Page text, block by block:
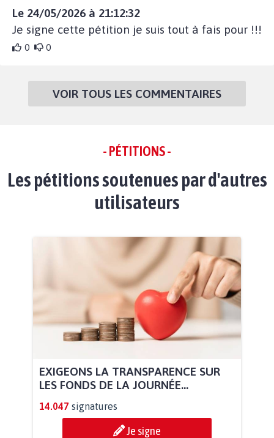
Le 24/05/2026 à 21:12:32
Je signe cette pétition je suis tout à fais pour !!!
0 0
VOIR TOUS LES COMMENTAIRES
- PÉTITIONS -
Les pétitions soutenues par d'autres
utilisateurs
EXIGEONS LA TRANSPARENCE SUR
LES FONDS DE LA JOURNÉE...
14.047 signatures
Je signe